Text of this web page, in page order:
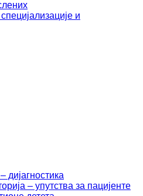
и
дијагностика
– упутства за пацијенте